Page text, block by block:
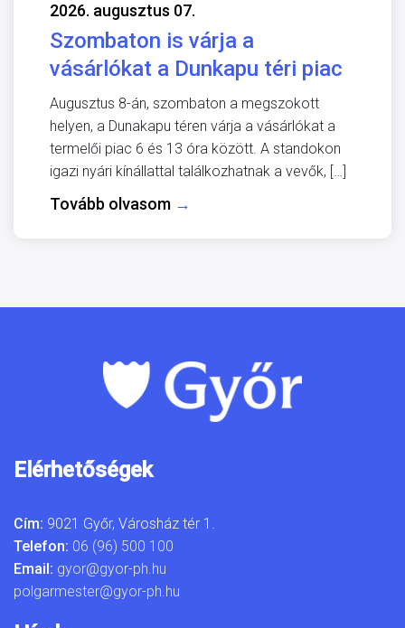
2026. augusztus 07.
Szombaton is várja a
vásárlókat a Dunkapu téri piac
Augusztus 8-án, szombaton a megszokott
helyen, a Dunakapu téren várja a vásárlókat a
termelői piac 6 és 13 óra között. A standokon
igazi nyári kínállattal találkozhatnak a vevők, […]
Tovább olvasom →
Elérhetőségek
Cím: 9021 Győr, Városház tér 1.
Telefon: 06 (96) 500 100
Email: gyor@gyor-ph.hu
polgarmester@gyor-ph.hu